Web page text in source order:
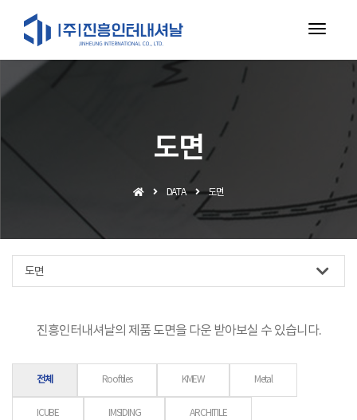
도면
DATA 도면
도면
진흥인터내셔날의 제품 도면을 다운 받아보실 수 있습니다.
전체 Rooftiles KMEW Metal
ICUBE IMSIDING ARCHITILE